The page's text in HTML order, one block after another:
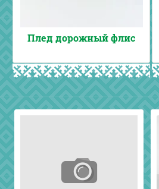
Плед дорожный флис